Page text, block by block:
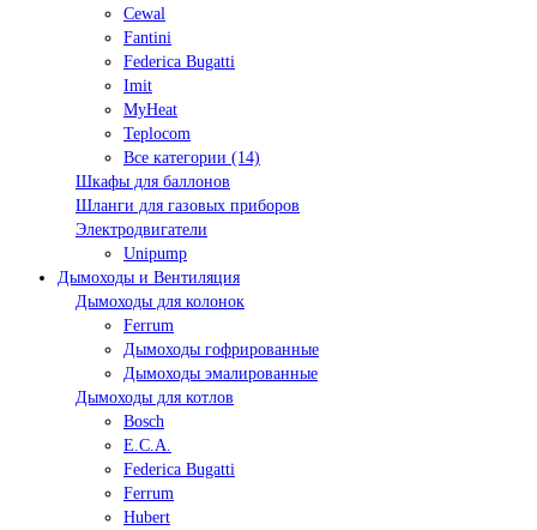
Cewal
Fantini
Federica Bugatti
Imit
MyHeat
Teplocom
Все категории (14)
Шкафы для баллонов
Шланги для газовых приборов
Электродвигатели
Unipump
Дымоходы и Вентиляция
Дымоходы для колонок
Ferrum
Дымоходы гофрированные
Дымоходы эмалированные
Дымоходы для котлов
Bosch
E.C.A.
Federica Bugatti
Ferrum
Hubert